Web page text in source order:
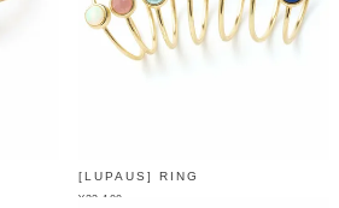
[LUPAUS] RING
¥23,100